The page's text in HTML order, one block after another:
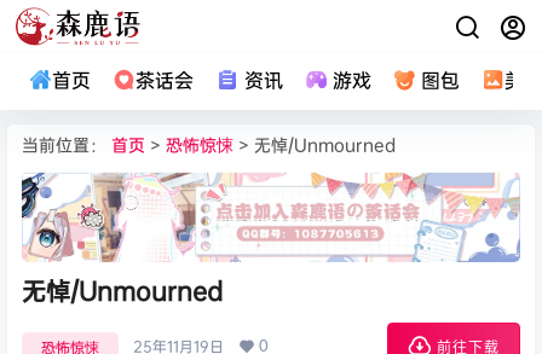
首页 茶话会 资讯 游戏 图包 美
当前位置： 首页 > 恐怖惊悚 > 无悼/Unmourned
无悼/Unmourned
恐怖惊悚 25年11月19日 0 前往下载